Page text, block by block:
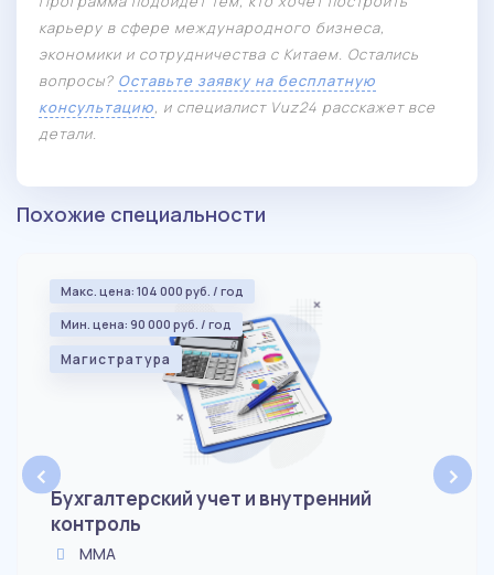
карьеру в сфере международного бизнеса,
экономики и сотрудничества с Китаем. Остались
вопросы? Оставьте заявку на бесплатную
консультацию, и специалист Vuz24 расскажет все
детали.
Похожие специальности
‹
Макс. цена: 104 000 руб. / год
Мин. цена: 90 000 руб. / год
Магистратура
Бухгалтерский учет и внутренний
контроль
ММА
›